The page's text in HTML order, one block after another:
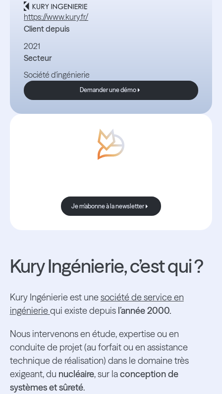
https://www.kury.fr/
Client depuis
2021
Secteur
Société d'ingénierie
Demander une démo
Demander une démo
Je m'abonne à la newsletter
Je m'abonne à la newsletter
Kury Ingénierie, c’est qui ?
Kury Ingénierie est unesociété de service en
ingénieriequi existe depuisl’année 2000.
Nous intervenons en étude, expertise ou en
conduite de projet (au forfait ou en assistance
technique de réalisation) dans le domaine très
exigeant, du nucléaire, sur laconception de
systèmes et sûreté.